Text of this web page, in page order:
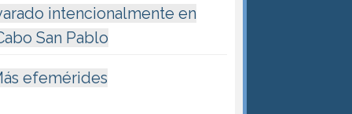
intencionalmente en
San Pablo
efemérides